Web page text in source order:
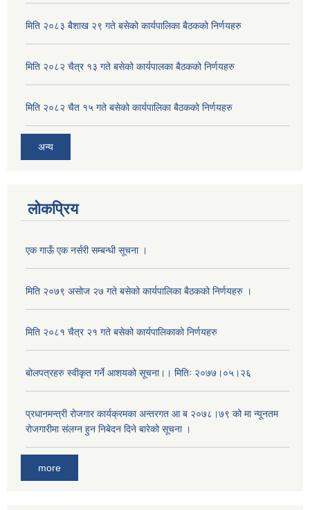
मिति २०८३ बैशाख २९ गते बसेको कार्यपालिका बैठकको निर्णयहरु
मिति २०८२ चैत्र १३ गते बसेको कार्यपालका बैठकको निर्णयहरु
मिति २०८२ चैत १५ गते बसेको कार्यपालिका बैठकको निर्णयहरु
अन्य
लोकप्रिय
एक गाऊँ एक नर्सरी सम्बन्धी सूचना ।
मिति २०७९ असोज २७ गते बसेको कार्यपालिका बैठकको निर्णयहरु ।
मिति २०८१ चैत्र २१ गते बसेको कार्यपालिकाको निर्णयहरु
बोलपत्रहरु स्वीकृत गर्ने आशयको सूचना।। मितिः २०७७।०५।२६
प्रधानमन्त्री रोजगार कार्यक्रमका अन्तरगत आ ब २०७८।७९ को मा न्यूनतम
रोजगारीमा संलग्न हुन निबेदन दिने बारेको सूचना ।
more